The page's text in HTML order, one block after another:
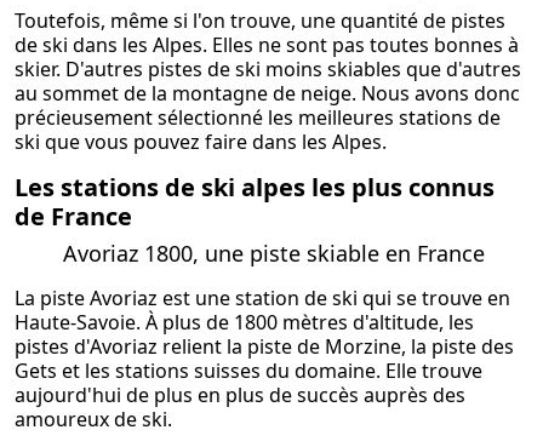
Toutefois, même si l'on trouve, une quantité de pistes
de ski dans les Alpes. Elles ne sont pas toutes bonnes à
skier. D'autres pistes de ski moins skiables que d'autres
au sommet de la montagne de neige. Nous avons donc
précieusement sélectionné les meilleures stations de
ski que vous pouvez faire dans les Alpes.
Les stations de ski alpes les plus connus
de France
Avoriaz 1800, une piste skiable en France
La piste Avoriaz est une station de ski qui se trouve en
Haute-Savoie. À plus de 1800 mètres d'altitude, les
pistes d'Avoriaz relient la piste de Morzine, la piste des
Gets et les stations suisses du domaine. Elle trouve
aujourd'hui de plus en plus de succès auprès des
amoureux de ski.